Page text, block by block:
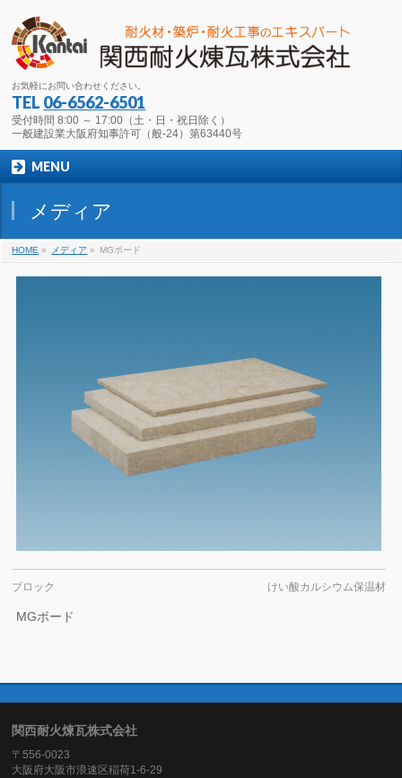
お気軽にお問い合わせください。
TEL 06-6562-6501
受付時間 8:00 ～ 17:00（土・日・祝日除く）
一般建設業大阪府知事許可（般-24）第63440号
MENU
メディア
HOME » メディア » MGボード
ブロック けい酸カルシウム保温材
MGボード
関西耐火煉瓦株式会社
〒556-0023
大阪府大阪市浪速区稲荷1-6-29